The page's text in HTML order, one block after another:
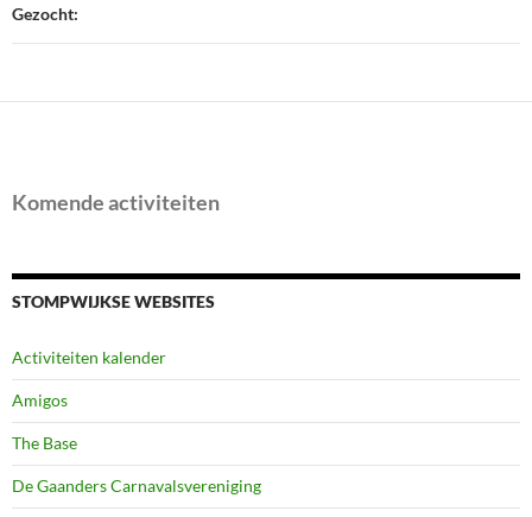
Gezocht:
Komende activiteiten
STOMPWIJKSE WEBSITES
Activiteiten kalender
Amigos
The Base
De Gaanders Carnavalsvereniging